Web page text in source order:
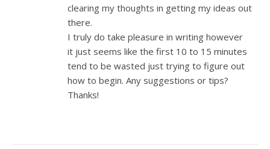
clearing my thoughts in getting my ideas out
there.
I truly do take pleasure in writing however
it just seems like the first 10 to 15 minutes
tend to be wasted just trying to figure out
how to begin. Any suggestions or tips?
Thanks!